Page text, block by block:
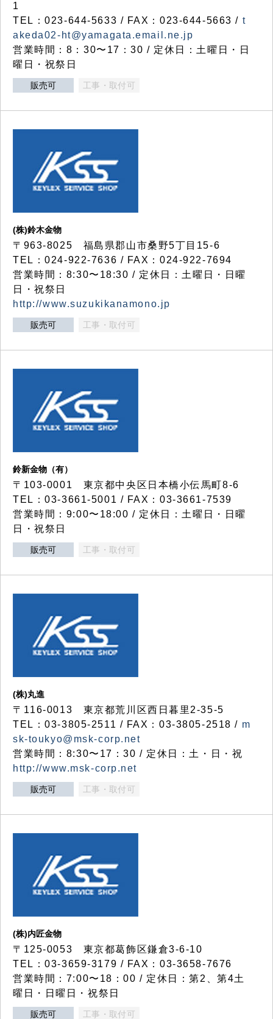
1
TEL：023-644-5633 / FAX：023-644-5663 / t
akeda02-ht@yamagata.email.ne.jp
営業時間：8：30〜17：30 / 定休日：土曜日・日
曜日・祝祭日
販売可 工事・取付可
(株)鈴木金物
〒963-8025 福島県郡山市桑野5丁目15-6
TEL：024-922-7636 / FAX：024-922-7694
営業時間：8:30〜18:30 / 定休日：土曜日・日曜
日・祝祭日
http://www.suzukikanamono.jp
販売可 工事・取付可
鈴新金物（有）
〒103-0001 東京都中央区日本橋小伝馬町8-6
TEL：03-3661-5001 / FAX：03-3661-7539
営業時間：9:00〜18:00 / 定休日：土曜日・日曜
日・祝祭日
販売可 工事・取付可
(株)丸進
〒116-0013 東京都荒川区西日暮里2-35-5
TEL：03-3805-2511 / FAX：03-3805-2518 / m
sk-toukyo@msk-corp.net
営業時間：8:30〜17：30 / 定休日：土・日・祝
http://www.msk-corp.net
販売可 工事・取付可
(株)内匠金物
〒125-0053 東京都葛飾区鎌倉3-6-10
TEL：03-3659-3179 / FAX：03-3658-7676
営業時間：7:00〜18：00 / 定休日：第2、第4土
曜日・日曜日・祝祭日
販売可 工事・取付可